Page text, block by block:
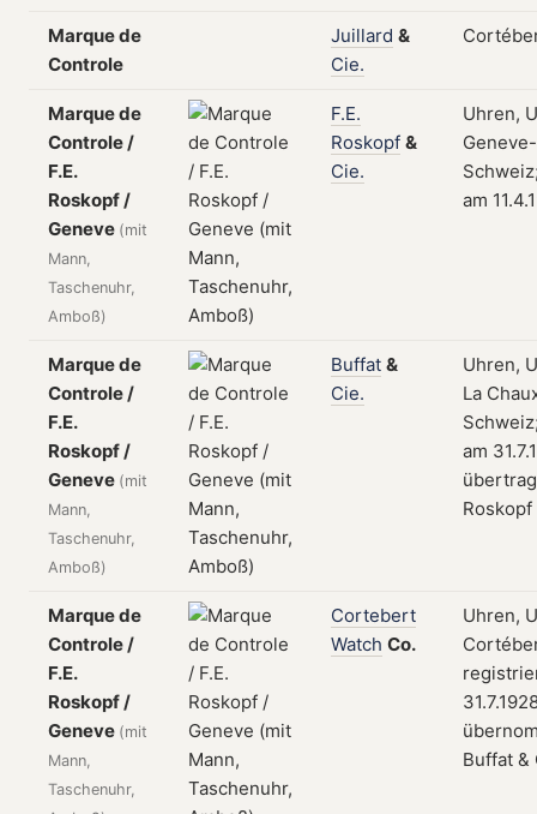
Marque de
Controle
Juillard &
Cie.
Marque de
Controle /
F.E.
Roskopf /
Geneve (mit
Mann,
Taschenuhr,
Amboß)
F.E.
Roskopf &
Cie.
Uhren,
am
Marque de
Controle /
F.E.
Roskopf /
Geneve (mit
Mann,
Taschenuhr,
Amboß)
Buffat &
Cie.
Uhren,
La
am
Roskopf
Marque de
Controle /
F.E.
Roskopf /
Geneve (mit
Mann,
Taschenuhr,
Cortebert
Watch Co.
Uhren,
Buffat &